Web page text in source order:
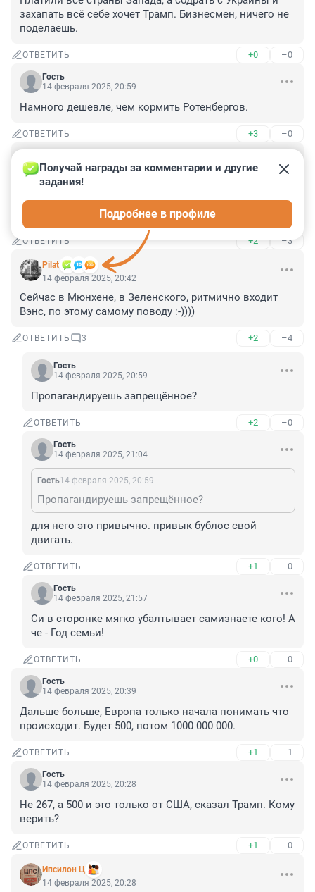
захапать всё себе хочет Трамп. Бизнесмен, ничего не
поделаешь.
ОТВЕТИТЬ +0 –0
Гость
14 февраля 2025, 20:59
Намного дешевле, чем кормить Ротенбергов.
ОТВЕТИТЬ +3 –0
14 февраля 2025, 20:49
Зеленский официально заявил, что денег не было, а
все скрысячили Байден и Блинкин. Неделю назад
ОТВЕТИТЬ +2 –3
Pilat
Получай награды за комментарии и другие
задания!
Подробнее в профиле
14 февраля 2025, 20:42
Сейчас в Мюнхене, в Зеленского, ритмично входит
Вэнс, по этому самому поводу :-))))
ОТВЕТИТЬ 3 +2 –4
Гость
14 февраля 2025, 20:59
Пропагандируешь запрещённое?
ОТВЕТИТЬ +2 –0
Гость
14 февраля 2025, 21:04
Гость14 февраля 2025, 20:59
Пропагандируешь запрещённое?
для него это привычно. привык бублос свой
двигать.
ОТВЕТИТЬ +1 –0
Гость
14 февраля 2025, 21:57
Си в сторонке мягко убалтывает самизнаете кого! А
че - Год семьи!
ОТВЕТИТЬ +0 –0
Гость
14 февраля 2025, 20:39
Дальше больше, Европа только начала понимать что
происходит. Будет 500, потом 1000 000 000.
ОТВЕТИТЬ +1 –1
Гость
14 февраля 2025, 20:28
Не 267, а 500 и это только от США, сказал Трамп. Кому
верить?
ОТВЕТИТЬ +1 –0
Ипсилон Ц
14 февраля 2025, 20:28